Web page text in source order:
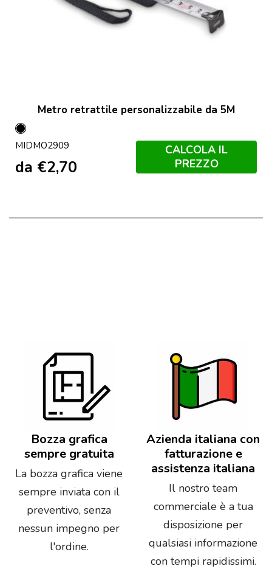
Metro retrattile personalizzabile da 5M
Nero
MIDMO2909
da €2,70
CALCOLA IL
PREZZO
Bozza grafica
sempre gratuita
La bozza grafica viene
sempre inviata con il
preventivo, senza
nessun impegno per
l'ordine.
Azienda italiana con
fatturazione e
assistenza italiana
Il nostro team
commerciale è a tua
disposizione per
qualsiasi informazione
con tempi rapidissimi.